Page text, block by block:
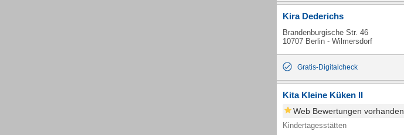
Kira Dederichs
Brandenburgische Str. 46
10707 Berlin - Wilmersdorf
Gratis-Digitalcheck
Kita Kleine Küken II
Web Bewertungen vorhanden
Kindertagesstätten